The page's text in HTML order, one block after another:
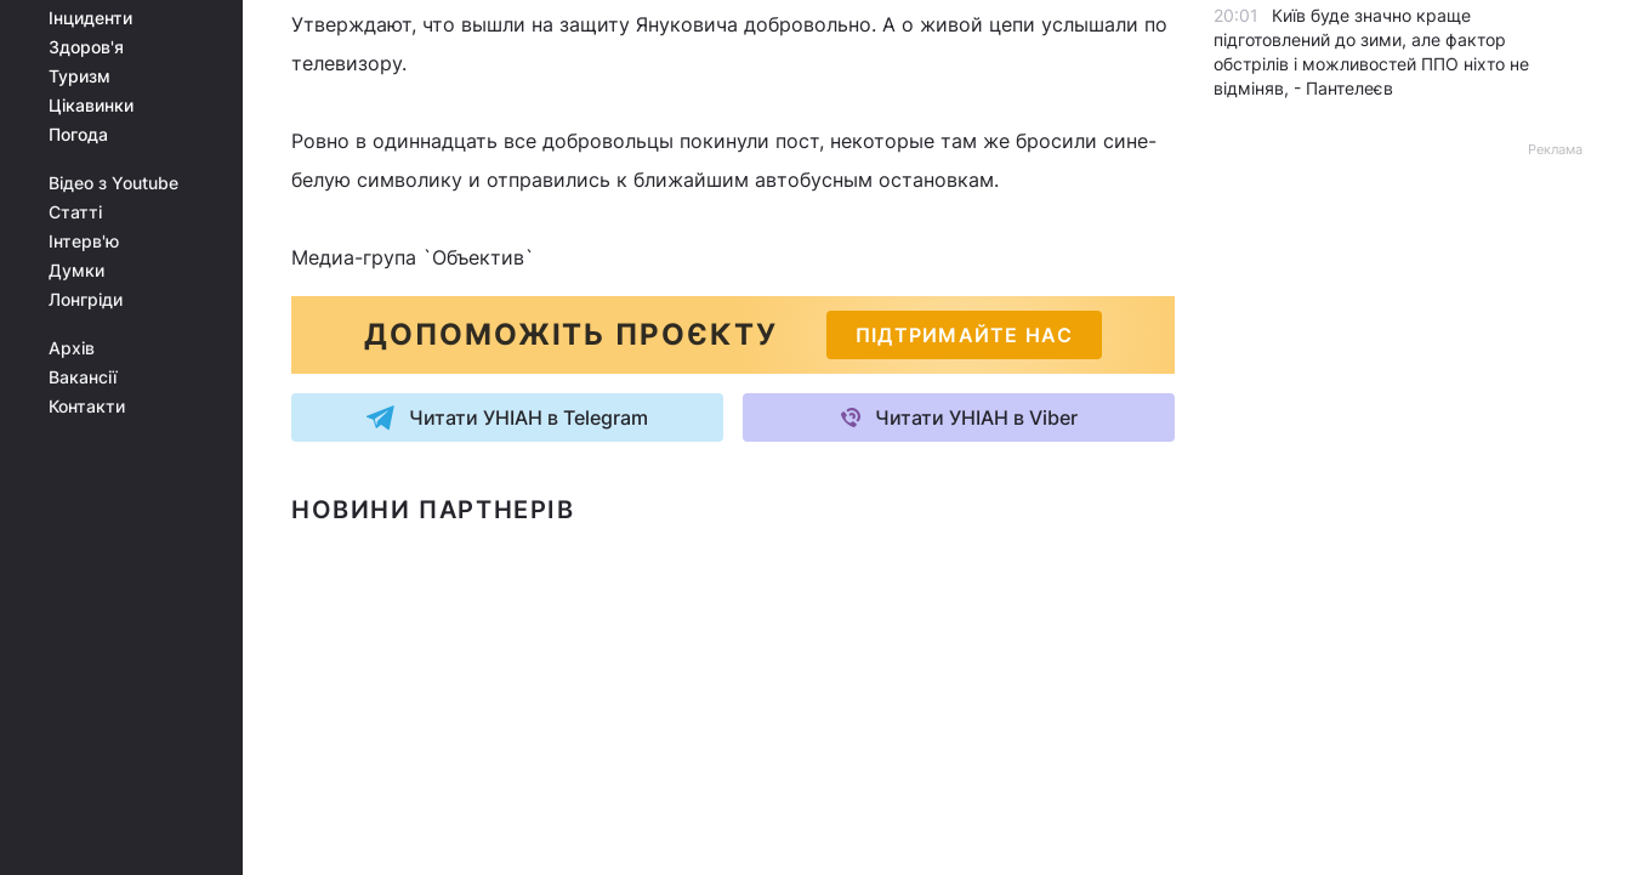
Інциденти
Здоров'я
Туризм
Цікавинки
Погода
Відео з Youtube
Статті
Інтерв'ю
Думки
Лонгріди
Архів
Вакансії
Контакти
Утверждают, что вышли на защиту Януковича добровольно. А о живой цепи услышали по
телевизору.
Ровно в одиннадцать все добровольцы покинули пост, некоторые там же бросили сине-
белую символику и отправились к ближайшим автобусным остановкам.
Медиа-група `Объектив`
ДОПОМОЖІТЬ ПРОЄКТУ ПІДТРИМАЙТЕ НАС
Читати УНІАН в Telegram Читати УНІАН в Viber
НОВИНИ ПАРТНЕРІВ
20:01
Київ буде значно краще
підготовлений до зими, але фактор
обстрілів і можливостей ППО ніхто не
відміняв, - Пантелеєв
Реклама